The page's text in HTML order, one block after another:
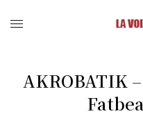
AKROBATIK